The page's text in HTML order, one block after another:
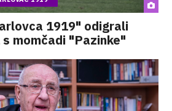
1919" odigrali
momčadi "Pazinke"